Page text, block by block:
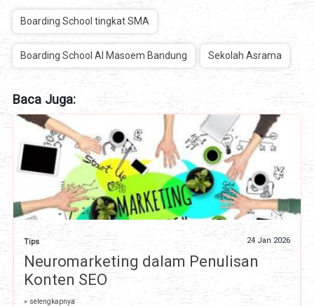
Boarding School tingkat SMA
Boarding School Al Masoem Bandung Sekolah Asrama
Baca Juga:
Tips 24 Jan 2026
Neuromarketing dalam Penulisan
Konten SEO
» selengkapnya